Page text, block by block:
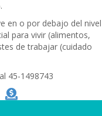
en o por debajo del nivel
para vivir (alimentos,
de trabajar (cuidado
45-1498743